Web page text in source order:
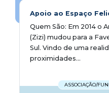
Apoio ao Espaço
Quem São: Em 2014 o
(Zizi) mudou para a
Sul. Vindo de uma
proximidades...
ASSOCIAÇÃO/